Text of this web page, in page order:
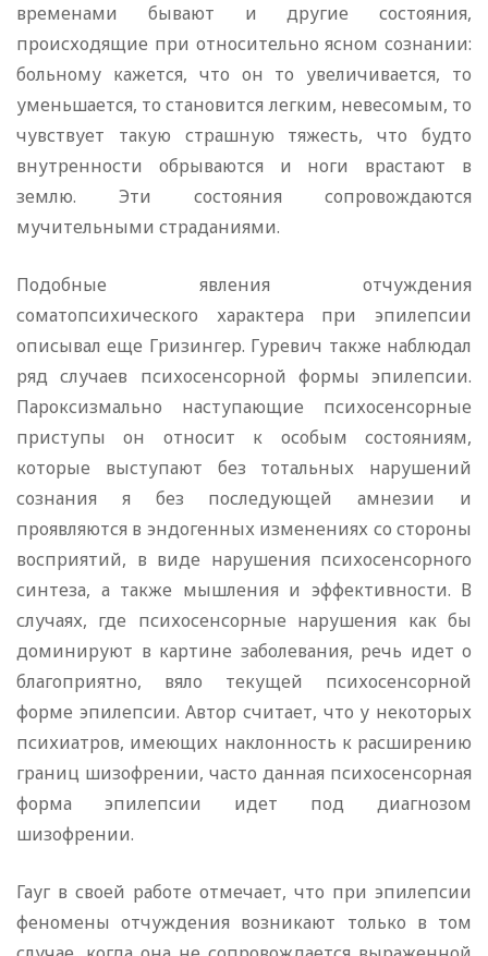
временами бывают и другие состояния,
происходящие при относительно ясном сознании:
больному кажется, что он то увеличивается, то
уменьшается, то становится легким, невесомым, то
чувствует такую страшную тяжесть, что будто
внутренности обрываются и ноги врастают в
землю. Эти состояния сопровождаются
мучительными страданиями.
Подобные явления отчуждения
соматопсихического характера при эпилепсии
описывал еще Гризингер. Гуревич также наблюдал
ряд случаев психосенсорной формы эпилепсии.
Пароксизмально наступающие психосенсорные
приступы он относит к особым состояниям,
которые выступают без тотальных нарушений
сознания я без последующей амнезии и
проявляются в эндогенных изменениях со стороны
восприятий, в виде нарушения психосенсорного
синтеза, а также мышления и эффективности. В
случаях, где психосенсорные нарушения как бы
доминируют в картине заболевания, речь идет о
благоприятно, вяло текущей психосенсорной
форме эпилепсии. Автор считает, что у некоторых
психиатров, имеющих наклонность к расширению
границ шизофрении, часто данная психосенсорная
форма эпилепсии идет под диагнозом
шизофрении.
Гауг в своей работе отмечает, что при эпилепсии
феномены отчуждения возникают только в том